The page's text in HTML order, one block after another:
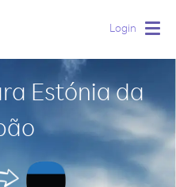
Login
Estónia da